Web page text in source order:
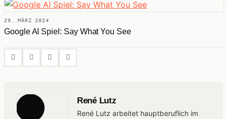
29. MÄRZ 2024
Google AI Spiel: Say What You See
René Lutz
René Lutz arbeitet hauptberuflich im